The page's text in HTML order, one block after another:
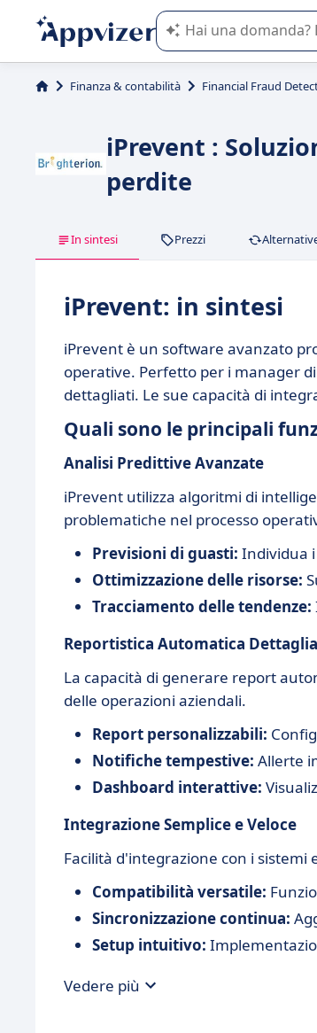
L'IA di Appvizer vi
Finanza & contabilità Financial Fraud
iPrevent :
perdite
In sintesi Prezzi
iPrevent: in sintesi
iPrevent è un software avanzato
operative. Perfetto per i manager
dettagliati. Le sue capacità di
Quali sono le principali
Analisi Predittive Avanzate
iPrevent utilizza algoritmi di
problematiche nel processo
Previsioni di guasti: Individua
Ottimizzazione delle risorse:
Tracciamento delle tendenze:
Reportistica Automatica
La capacità di generare report
delle operazioni aziendali.
Report personalizzabili:
Notifiche tempestive: Allerte
Dashboard interattive:
Integrazione Semplice e Veloce
Facilità d'integrazione con i
Compatibilità versatile:
Sincronizzazione continua:
Setup intuitivo:
Vedere più